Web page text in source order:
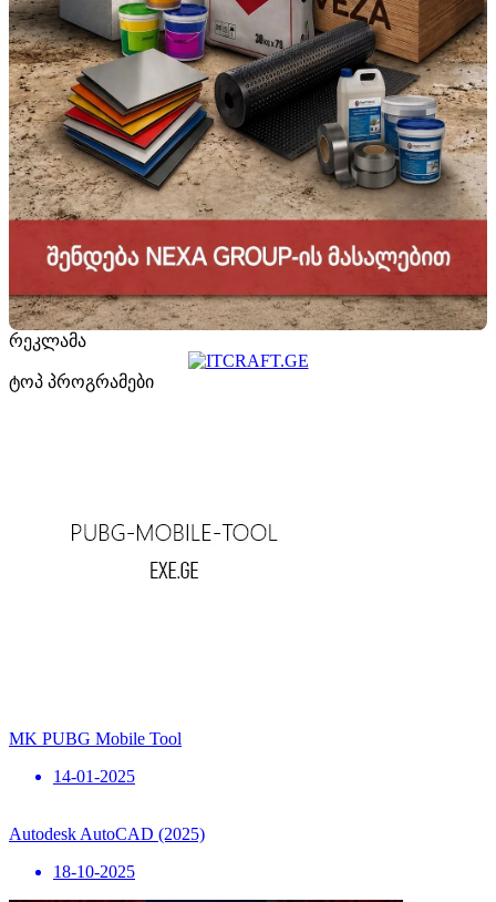
რეკლამა
ტოპ პროგრამები
MK PUBG Mobile Tool
14-01-2025
Autodesk AutoCAD (2025)
18-10-2025